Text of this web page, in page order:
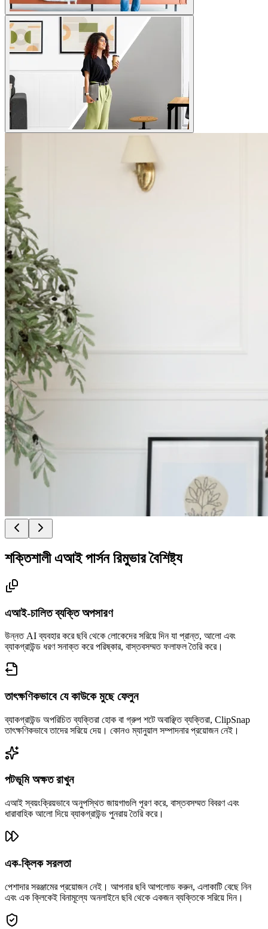
শক্তিশালী এআই পার্সন রিমুভার বৈশিষ্ট্য
এআই-চালিত ব্যক্তি অপসারণ
উন্নত AI ব্যবহার করে ছবি থেকে লোকেদের সরিয়ে দিন যা প্রান্ত, আলো এবং
ব্যাকগ্রাউন্ড ধরণ সনাক্ত করে পরিষ্কার, বাস্তবসম্মত ফলাফল তৈরি করে।
তাৎক্ষণিকভাবে যে কাউকে মুছে ফেলুন
ব্যাকগ্রাউন্ড অপরিচিত ব্যক্তিরা হোক বা গ্রুপ শটে অবাঞ্ছিত ব্যক্তিরা, ClipSnap
তাৎক্ষণিকভাবে তাদের সরিয়ে দেয়। কোনও ম্যানুয়াল সম্পাদনার প্রয়োজন নেই।
পটভূমি অক্ষত রাখুন
এআই স্বয়ংক্রিয়ভাবে অনুপস্থিত জায়গাগুলি পূরণ করে, বাস্তবসম্মত বিবরণ এবং
ধারাবাহিক আলো দিয়ে ব্যাকগ্রাউন্ড পুনরায় তৈরি করে।
এক-ক্লিক সরলতা
পেশাদার সরঞ্জামের প্রয়োজন নেই। আপনার ছবি আপলোড করুন, এলাকাটি বেছে নিন
এবং এক ক্লিকেই বিনামূল্যে অনলাইনে ছবি থেকে একজন ব্যক্তিকে সরিয়ে দিন।